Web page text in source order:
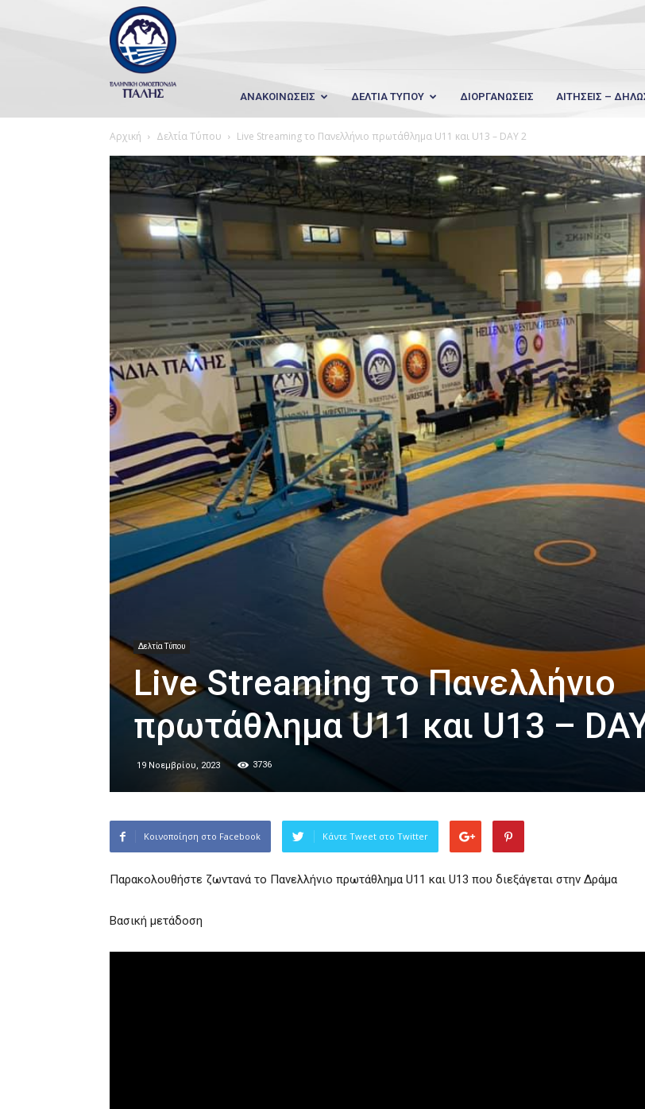
Wrestling
Hellas
ΑΝΑΚΟΙΝΩΣΕΙΣ ΔΕΛΤΙΑ ΤΥΠΟΥ ΔΙΟΡΓΑΝΩΣΕΙΣ ΑΙΤΗΣΕΙΣ –
Αρχική Δελτία Τύπου Live Streaming το Πανελλήνιο πρωτάθλημα U11 και U13 – DAY 2
Δελτία Τύπου
Live Streaming το Πανελλήνιο
πρωτάθλημα U11 και U13 –
19 Νοεμβρίου, 2023 3736
Κοινοποίηση στο Facebook Κάντε Tweet στο Twitter
Παρακολουθήστε ζωντανά το Πανελλήνιο πρωτάθλημα U11 και U13 που διεξάγεται στην Δράμα
Βασική μετάδοση